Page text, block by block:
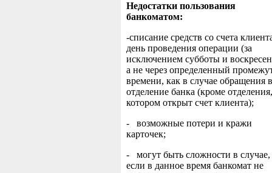
Недостатки пользования
банкоматом:
-списание средств со счета
день проведения операции (за
исключением субботы и
а не через определенный
времени, как в случае обращения в
отделение банка (кроме
котором открыт счет клиента);
- возможные потери и кражи
карточек;
- могут быть сложности в случае,
если в данное время банкомат не